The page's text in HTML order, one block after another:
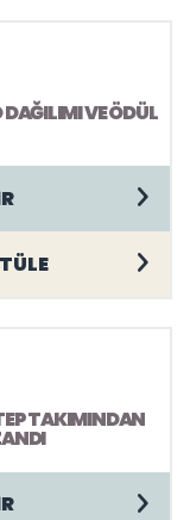
VE ÖDÜL
TAKIMINDAN